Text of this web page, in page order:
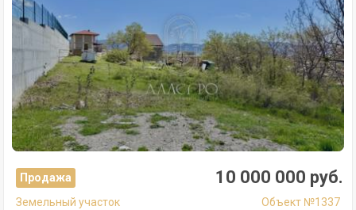
Продажа 10 000 000 руб.
Земельный участок Объект №1337